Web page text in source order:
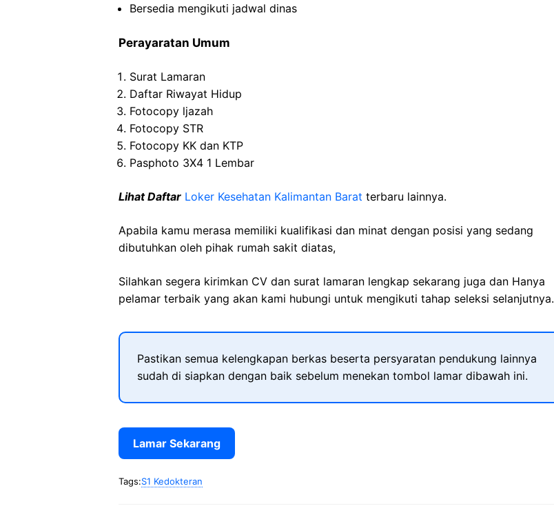
Bersedia mengikuti jadwal dinas
Perayaratan Umum
Surat Lamaran
Daftar Riwayat Hidup
Fotocopy ljazah
Fotocopy STR
Fotocopy KK dan KTP
Pasphoto 3X4 1 Lembar
Lihat Daftar Loker Kesehatan Kalimantan Barat terbaru lainnya.
Apabila kamu merasa memiliki kualifikasi dan minat dengan posisi yang sedang
dibutuhkan oleh pihak rumah sakit diatas,
Silahkan segera kirimkan CV dan surat lamaran lengkap sekarang juga dan Hanya
pelamar terbaik yang akan kami hubungi untuk mengikuti tahap seleksi selanjutnya.
Pastikan semua kelengkapan berkas beserta persyaratan pendukung lainnya
sudah di siapkan dengan baik sebelum menekan tombol lamar dibawah ini.
Lamar Sekarang
Tags:S1 Kedokteran